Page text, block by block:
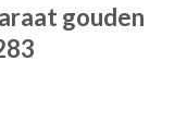
gouden